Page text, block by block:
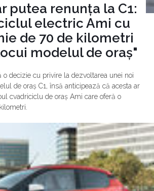
putea renunța la C1:
electric Ami cu
de 70 de kilometri
modelul de oraș"
o decizie cu privire la dezvoltarea unei noi
de oraș C1, însă anticipează că acesta ar
cvadriciclu de oraș Ami care oferă o